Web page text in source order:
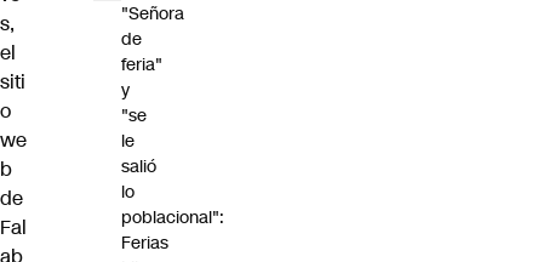
s,
el
siti
o
we
b
de
Fal
ab
"Señora
de
feria"
y
"se
le
salió
lo
poblacional":
Ferias